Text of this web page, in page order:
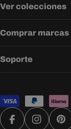
Ver colecciones
Comprar marcas
Soporte
Métodos
de
pagoFacebook